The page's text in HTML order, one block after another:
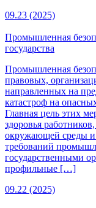
09.23 (2025)
Промышленная
государства
Промышленная
правовых,
направленных на
катастроф на
Главная цель этих
здоровья
окружающей среды и
требований
государственными
профильные […]
09.22 (2025)